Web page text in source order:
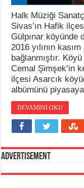
Halk Müziği
Sivas’ın Hafik
Gülpınar köyünde
2016 yılının
bağlanmıştır.
Cemal Şimşek’in
ilçesi Asarcık
albümünü
DEVAMINI OKU
Advertisement